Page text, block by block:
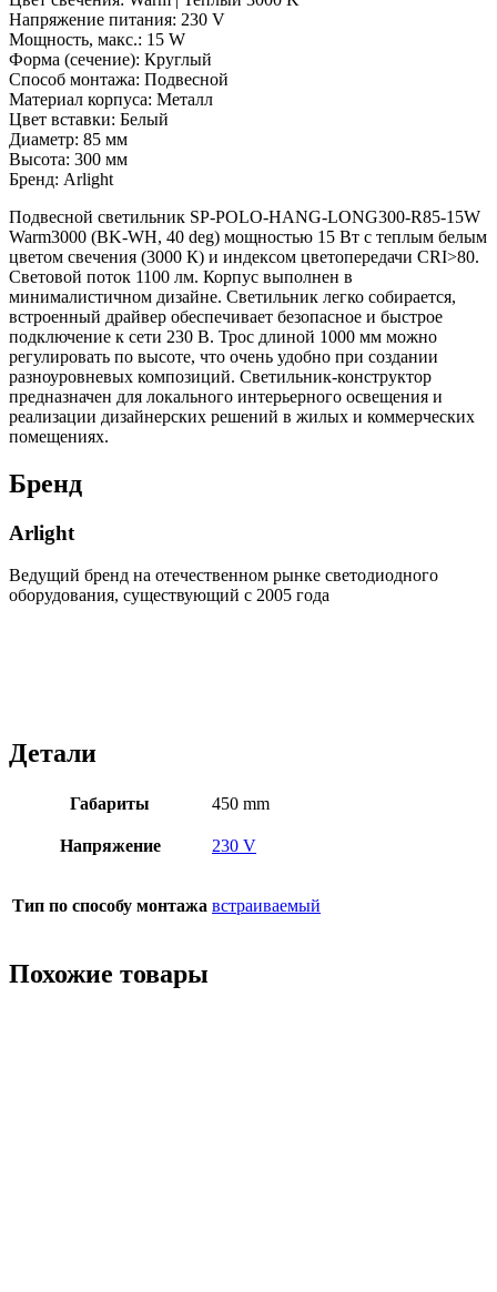
Напряжение питания: 230 V
Мощность, макс.: 15 W
Форма (сечение): Круглый
Способ монтажа: Подвесной
Материал корпуса: Металл
Цвет вставки: Белый
Диаметр: 85 мм
Высота: 300 мм
Бренд: Arlight
Подвесной светильник SP-POLO-HANG-LONG300-R85-15W
Warm3000 (BK-WH, 40 deg) мощностью 15 Вт с теплым белым
цветом свечения (3000 К) и индексом цветопередачи CRI>80.
Световой поток 1100 лм. Корпус выполнен в
минималистичном дизайне. Светильник легко собирается,
встроенный драйвер обеспечивает безопасное и быстрое
подключение к сети 230 В. Трос длиной 1000 мм можно
регулировать по высоте, что очень удобно при создании
разноуровневых композиций. Светильник-конструктор
предназначен для локального интерьерного освещения и
реализации дизайнерских решений в жилых и коммерческих
помещениях.
Бренд
Arlight
Ведущий бренд на отечественном рынке светодиодного
оборудования, существующий с 2005 года
Детали
Габариты 450 mm
Напряжение 230 V
Тип по способу монтажа встраиваемый
Похожие товары